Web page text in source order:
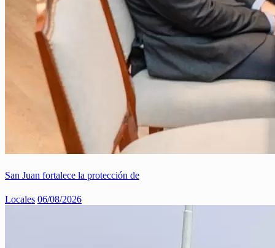
San Juan fortalece la protección de
Locales 06/08/2026